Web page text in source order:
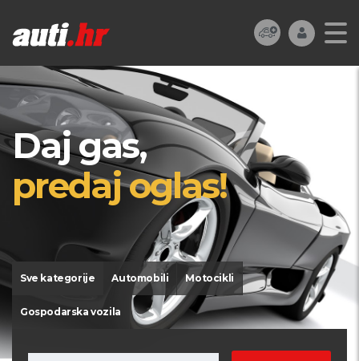
Daj gas,
predaj oglas!
Sve kategorije Automobili Motocikli
Gospodarska vozila